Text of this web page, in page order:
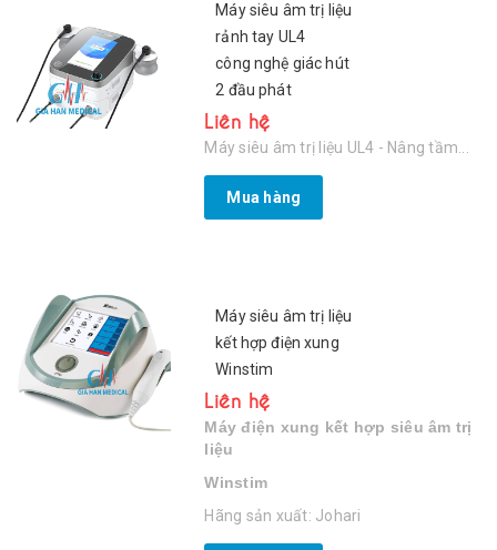
Máy siêu âm trị liệu
rảnh tay UL4
công nghệ giác hút
2 đầu phát
Liên hệ
Máy siêu âm trị liệu UL4 - Nâng tầm...
Mua hàng
Máy siêu âm trị liệu
kết hợp điện xung
Winstim
Liên hệ
Máy điện xung kết hợp siêu âm trị
liệu
Winstim
Hãng sản xuất: Johari